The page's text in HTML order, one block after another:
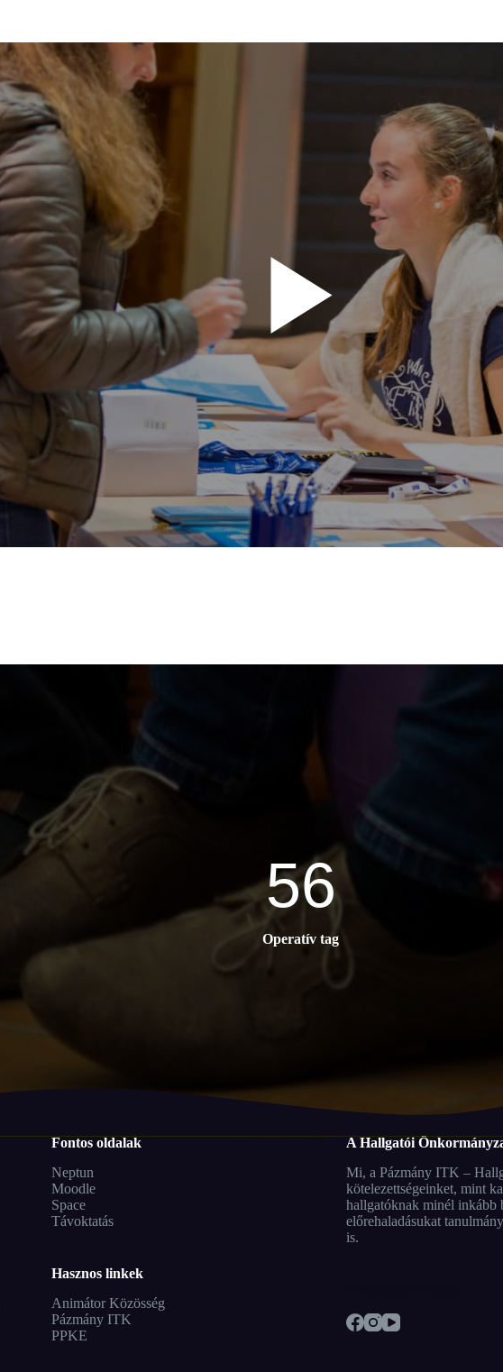
56
Operatív tag
Fontos oldalak
Neptun
Moodle
Space
Távoktatás
Hasznos linkek
Animátor Közösség
Pázmány ITK
PPKE
A Hallgatói
Mi, a Pázmány ITK –
kötelezettségeinket, mint
hallgatóknak minél inkább
előrehaladásukat
is.